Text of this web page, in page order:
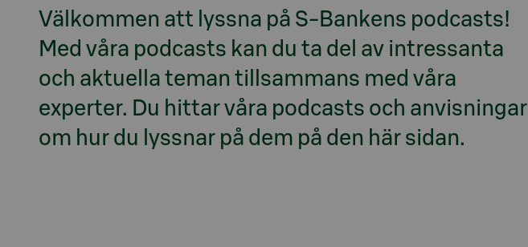
Välkommen att lyssna på S-Bankens podcasts!
Med våra podcasts kan du ta del av intressanta
och aktuella teman tillsammans med våra
experter. Du hittar våra podcasts och anvisningar
om hur du lyssnar på dem på den här sidan.